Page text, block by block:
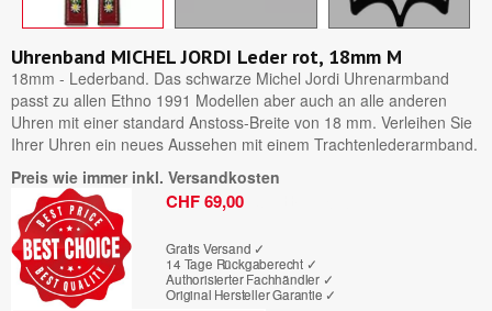
Uhrenband MICHEL JORDI Leder rot, 18mm M
18mm - Lederband. Das schwarze Michel Jordi Uhrenarmband
passt zu allen Ethno 1991 Modellen aber auch an alle anderen
Uhren mit einer standard Anstoss-Breite von 18 mm. Verleihen Sie
Ihrer Uhren ein neues Aussehen mit einem Trachtenlederarmband.
Preis wie immer inkl. Versandkosten
CHF 69,00
Gratis Versand ✓
14 Tage Rückgaberecht ✓
Authorisierter Fachhändler ✓
Original Hersteller Garantie ✓